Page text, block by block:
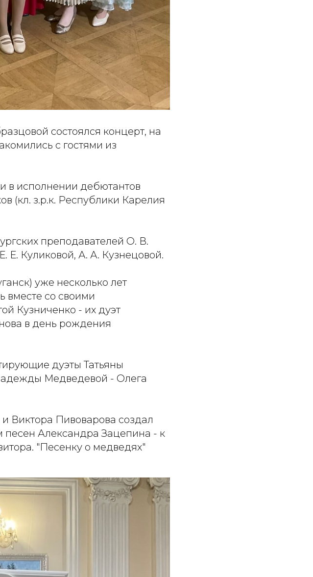
состоялся концерт, на
с гостями из
в исполнении дебютантов
(кл. з.р.к. Республики Карелия
преподавателей О. В.
Е. Куликовой, А. А. Кузнецовой.
уже несколько лет
вместе со своими
Кузниченко - их дуэт
в день рождения
дуэты Татьяны
Медведевой - Олега
Виктора Пивоварова создал
Александра Зацепина - к
"Песенку о медведях"